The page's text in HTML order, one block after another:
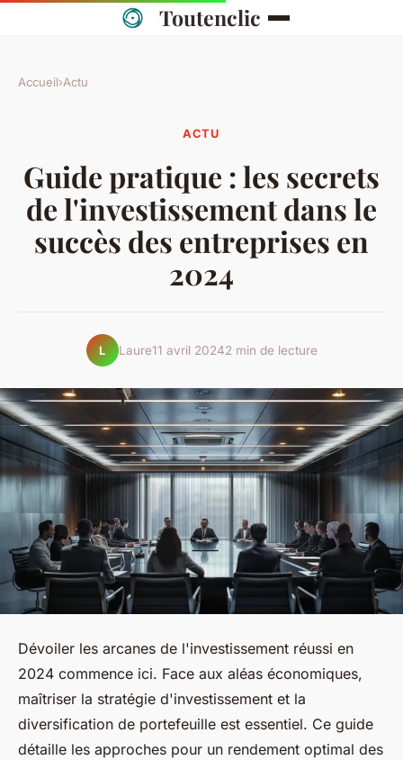
Toutenclic
Accueil›Actu
ACTU
Guide pratique : les secrets
de l'investissement dans le
succès des entreprises en
2024
L Laure11 avril 20242 min de lecture
Dévoiler les arcanes de l'investissement réussi en
2024 commence ici. Face aux aléas économiques,
maîtriser la stratégie d'investissement et la
diversification de portefeuille est essentiel. Ce guide
détaille les approches pour un rendement optimal des